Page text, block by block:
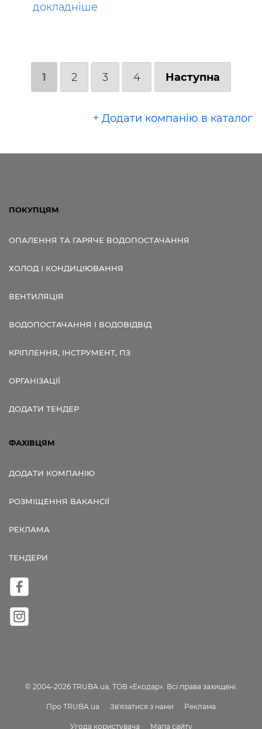
докладніше
1 2 3 4 Наступна
+ Додати компанію в каталог
ПОКУПЦЯМ
ОПАЛЕННЯ ТА ГАРЯЧЕ ВОДОПОСТАЧАННЯ
ХОЛОД І КОНДИЦІЮВАННЯ
ВЕНТИЛЯЦІЯ
ВОДОПОСТАЧАННЯ І ВОДОВІДВІД
КРІПЛЕННЯ, ІНСТРУМЕНТ, ПЗ
ОРГАНІЗАЦІЇ
ДОДАТИ ТЕНДЕР
ФАХІВЦЯМ
ДОДАТИ КОМПАНІЮ
РОЗМІЩЕННЯ ВАКАНСІЇ
РЕКЛАМА
ТЕНДЕРИ
© 2004-2026 TRUBA.ua, ТОВ «Екодар». Всі права захищені.
Про TRUBA.ua Зв'язатися з нами Реклама
Угода користувача Мапа сайту